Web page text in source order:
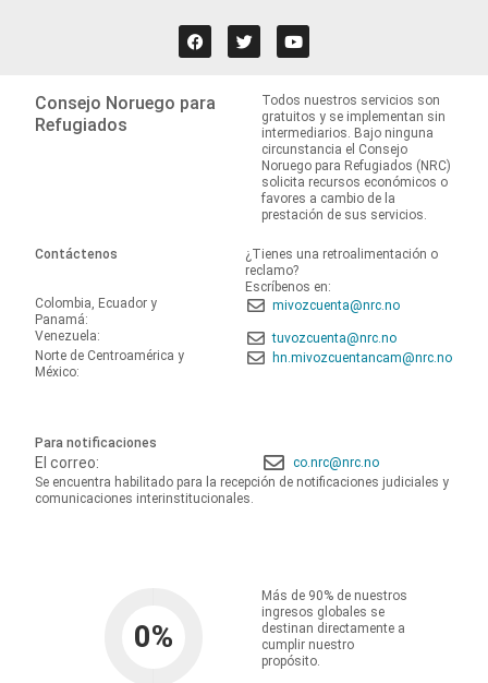
Consejo Noruego para
Refugiados
Todos nuestros servicios son
gratuitos y se implementan sin
intermediarios. Bajo ninguna
circunstancia el Consejo
Noruego para Refugiados (NRC)
solicita recursos económicos o
favores a cambio de la
prestación de sus servicios.
Contáctenos
¿Tienes una retroalimentación o
reclamo?
Escríbenos en:
Colombia, Ecuador y
Panamá:
mivozcuenta@nrc.no
Venezuela:
tuvozcuenta@nrc.no
Norte de Centroamérica y
México:
hn.mivozcuentancam@nrc.no
Para notificaciones
El correo:
co.nrc@nrc.no
Se encuentra habilitado para la recepción de notificaciones judiciales y
comunicaciones interinstitucionales.
0%
Más de 90% de nuestros
ingresos globales se
destinan directamente a
cumplir nuestro
propósito.